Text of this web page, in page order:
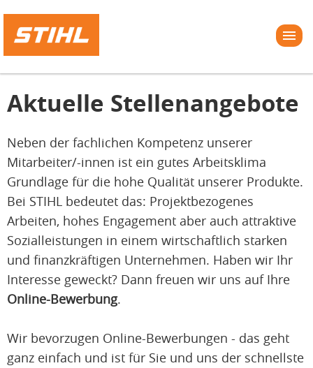
Aktuelle Stellenangebote
Neben der fachlichen Kompetenz unserer
Mitarbeiter/-innen ist ein gutes Arbeitsklima
Grundlage für die hohe Qualität unserer Produkte.
Bei STIHL bedeutet das: Projektbezogenes
Arbeiten, hohes Engagement aber auch attraktive
Sozialleistungen in einem wirtschaftlich starken
und finanzkräftigen Unternehmen. Haben wir Ihr
Interesse geweckt? Dann freuen wir uns auf Ihre
Online-Bewerbung.
Wir bevorzugen Online-Bewerbungen - das geht
ganz einfach und ist für Sie und uns der schnellste